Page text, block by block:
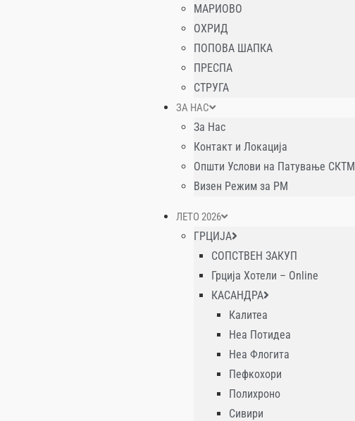
МАРИОВО
ОХРИД
ПОПОВА ШАПКА
ПРЕСПА
СТРУГА
ЗА НАС
За Нас
Контакт и Локација
Општи Услови на Патување СКТМ
Визен Режим за РМ
ЛЕТО 2026
ГРЦИЈА
СОПСТВЕН ЗАКУП
Грција Хотели – Online
КАСАНДРА
Калитеа
Неа Потидеа
Неа Флогита
Пефкохори
Полихроно
Сивири